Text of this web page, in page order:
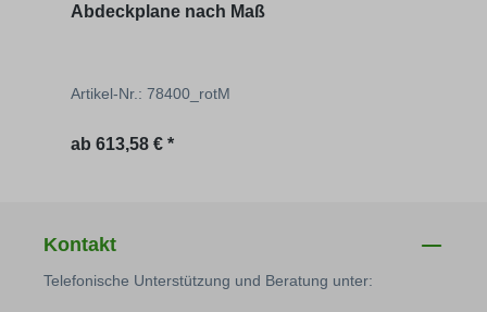
Abdeckplane nach Maß
Artikel-Nr.: 78400_rotM
Regulärer Preis:
ab 613,58 € *
Kontakt
Telefonische Unterstützung und Beratung unter: